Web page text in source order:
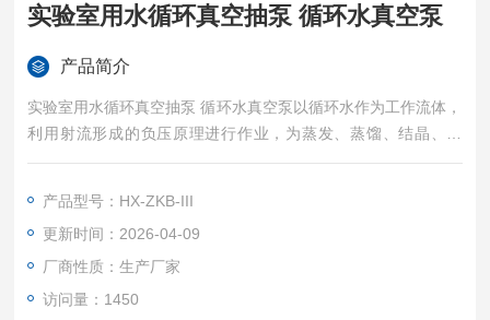
实验室用水循环真空抽泵 循环水真空泵
产品简介
实验室用水循环真空抽泵 循环水真空泵以循环水作为工作流体，
利用射流形成的负压原理进行作业，为蒸发、蒸馏、结晶、干
燥、升华、过滤减压、脱气等过程提供真空条件。
产品型号：HX-ZKB-III
更新时间：2026-04-09
厂商性质：生产厂家
访问量：1450